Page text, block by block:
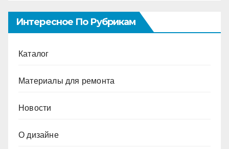
Интересное По Рубрикам
Каталог
Материалы для ремонта
Новости
О дизайне